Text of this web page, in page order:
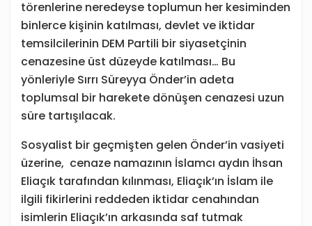
törenlerine neredeyse toplumun her kesiminden
binlerce kişinin katılması, devlet ve iktidar
temsilcilerinin DEM Partili bir siyasetçinin
cenazesine üst düzeyde katılması… Bu
yönleriyle Sırrı Süreyya Önder’in adeta
toplumsal bir harekete dönüşen cenazesi uzun
süre tartışılacak.
Sosyalist bir geçmişten gelen Önder’in vasiyeti
üzerine, cenaze namazının İslamcı aydın İhsan
Eliaçık tarafından kılınması, Eliaçık’ın İslam ile
ilgili fikirlerini reddeden iktidar cenahından
isimlerin Eliaçık’ın arkasında saf tutmak